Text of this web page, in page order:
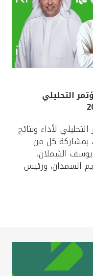
التحليلي
لأداء ونتائج
المجموعة عن النصف الاول 2026، بمشاركة كل من
يوسف الشملان،
السمدان، ورئيس